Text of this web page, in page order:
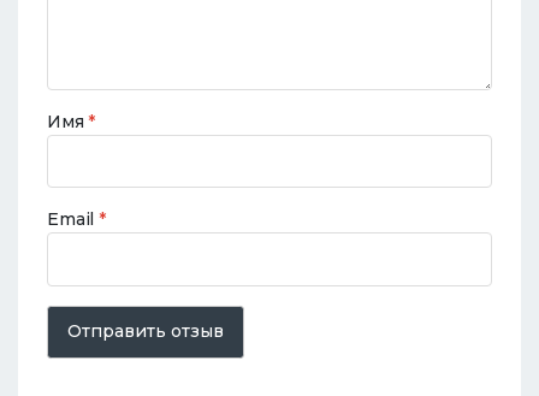
Имя*
Email*
Отправить отзыв